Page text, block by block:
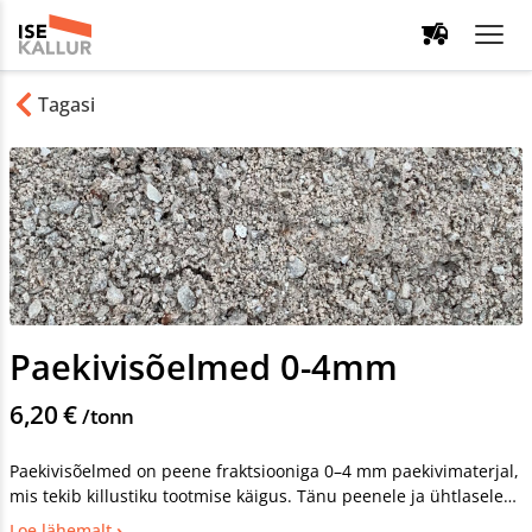
Tagasi
Paekivisõelmed 0-4mm
6,20 €/tonn
Paekivisõelmed on peene fraktsiooniga 0–4 mm paekivimaterjal,
mis tekib killustiku tootmise käigus. Tänu peenele ja ühtlasele
koostisele on sõelmeid lihtne laotada, tasandada ja tihendada